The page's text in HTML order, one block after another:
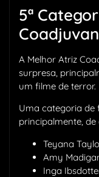
5ª
A Melhor Atriz
surpresa,
um filme de terror.
Uma categoria de
principalmente,
Teyana
Amy
Inga